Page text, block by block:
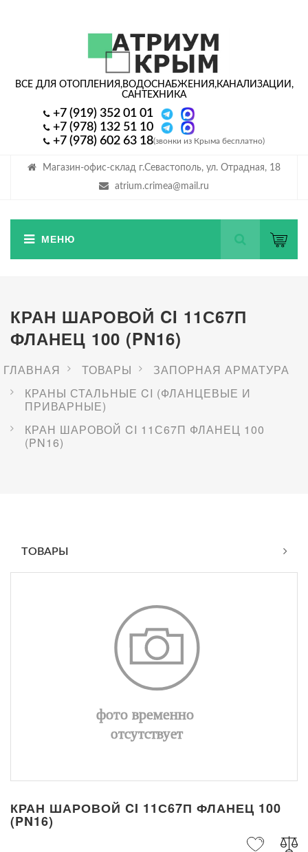
Магазин-офис-склад г.Севастополь, ул. Отрадная, 18
atrium.crimea@mail.ru
ВСЕ ДЛЯ ОТОПЛЕНИЯ,ВОДОСНАБЖЕНИЯ,КАНАЛИЗАЦИИ,
САНТЕХНИКА
+7 (919) 352 01 01
+7 (978) 132 51 10
+7 (978) 602 63 18(звонки из Крыма бесплатно)
КРАН ШАРОВОЙ CI 11С67П
ФЛАНЕЦ 100 (PN16)
ГЛАВНАЯ ТОВАРЫ
ЗАПОРНАЯ АРМАТУРА
КРАНЫ СТАЛЬНЫЕ CI (ФЛАНЦЕВЫЕ И
ПРИВАРНЫЕ)
КРАН ШАРОВОЙ CI 11С67П ФЛАНЕЦ 100
(PN16)
ТОВАРЫ
КРАН ШАРОВОЙ CI 11С67П ФЛАНЕЦ 100
(PN16)